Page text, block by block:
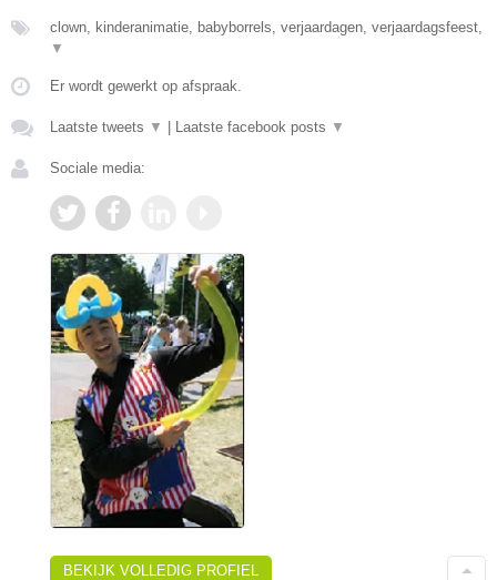
clown, kinderanimatie, babyborrels, verjaardagen, verjaardagsfeest,
▼
Er wordt gewerkt op afspraak.
Laatste tweets ▼ Laatste facebook posts ▼
Sociale media:
BEKIJK VOLLEDIG PROFIEL